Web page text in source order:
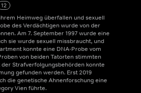
12
Heimweg überfallen und sexuell
des Verdächtigen wurde von der
Am 7. September 1997 wurde eine
sie wurde sexuell missbraucht, und
konnte eine DNA-Probe vom
von beiden Tatorten stimmten
Strafverfolgungsbehörden konnte
gefunden werden. Erst 2019
die genetische Ahnenforschung eine
Vien führte.